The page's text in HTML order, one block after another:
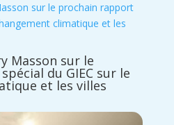
Masson sur le
du GIEC sur le
et les villes